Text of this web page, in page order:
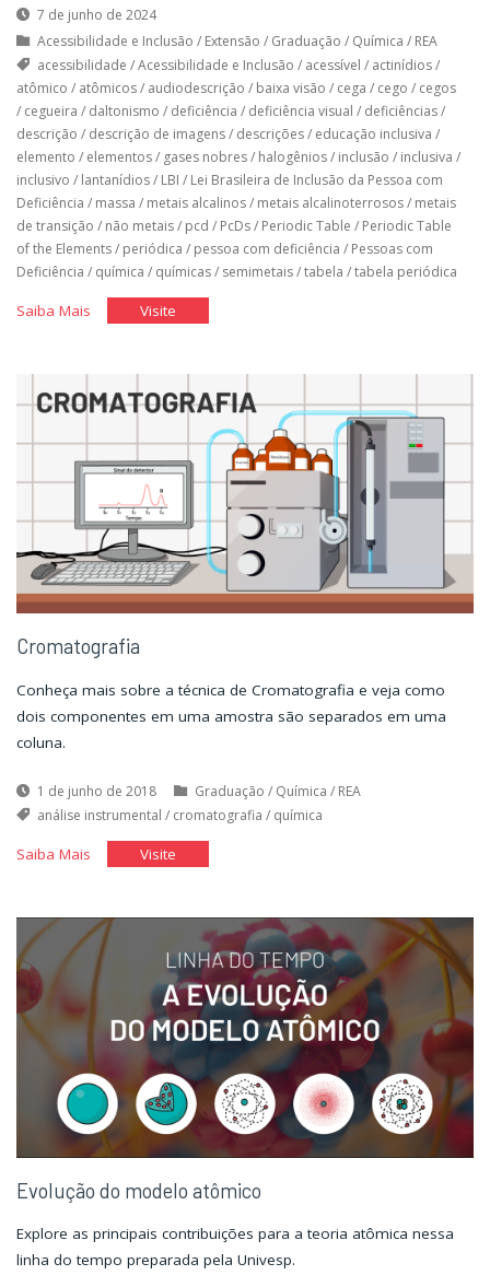
7 de junho de 2024
Acessibilidade e Inclusão / Extensão / Graduação / Química / REA
acessibilidade /Acessibilidade e Inclusão / acessível / actinídios/
atômico / atômicos/ audiodescrição / baixa visão / cega / cego / cegos
/ cegueira / daltonismo / deficiência / deficiência visual / deficiências/
descrição / descrição de imagens/ descrições/ educação inclusiva /
elemento / elementos/ gases nobres/ halogênios/ inclusão / inclusiva /
inclusivo / lantanídios/ LBI / Lei Brasileira de Inclusão da Pessoa com
Deficiência / massa / metais alcalinos/ metais alcalinoterrosos/ metais
de transição / não metais/ pcd / PcDs/ Periodic Table / Periodic Table
of the Elements/ periódica / pessoa com deficiência / Pessoas com
Deficiência / química / químicas/ semimetais/tabela /tabela periódica
Saiba Mais"TabelaVisite"Tabela
Cromatografia
Conheça mais sobre a técnica de Cromatografia e veja como
dois componentes em uma amostra são separados em uma
coluna.
1 de junho de 2018 Graduação / Química / REA
análise instrumental / cromatografia / química
Saiba Mais"Cromatografia"
Visite"Cromatografia"
Evolução do modelo atômico
Explore as principais contribuições para a teoria atômica nessa
linha do tempo preparada pela Univesp.